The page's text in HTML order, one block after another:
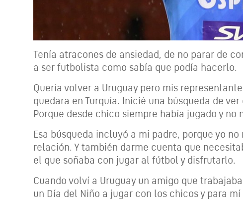
Tenía atracones de ansiedad, de no parar de
a ser futbolista como sabía que podía hacerlo.
Quería volver a Uruguay pero mis
quedara en Turquía. Inicié una búsqueda de
Porque desde chico siempre había jugado y
Esa búsqueda incluyó a mi padre, porque yo
relación. Y también darme cuenta que
el que soñaba con jugar al fútbol y disfrutarlo.
Cuando volví a Uruguay un amigo que
un Día del Niño a jugar con los chicos y para